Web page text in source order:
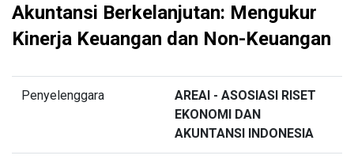
Akuntansi Berkelanjutan: Mengukur
Kinerja Keuangan dan Non-Keuangan
Penyelenggara
AREAI - ASOSIASI RISET
EKONOMI DAN
AKUNTANSI INDONESIA